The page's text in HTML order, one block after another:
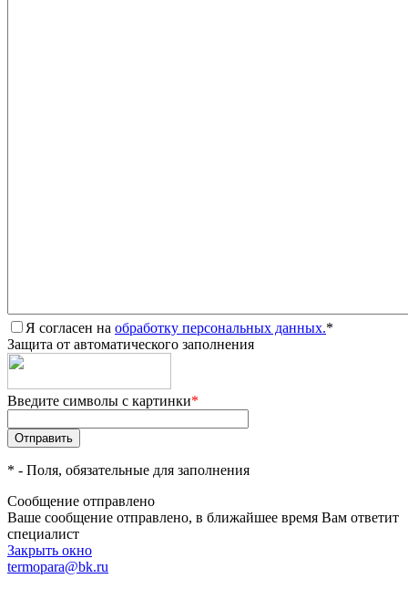
Я согласен на обработку персональных данных.*
Защита от автоматического заполнения
Введите символы с картинки*
* - Поля, обязательные для заполнения
Сообщение отправлено
Ваше сообщение отправлено, в ближайшее время Вам ответит
специалист
Закрыть окно
termopara@bk.ru